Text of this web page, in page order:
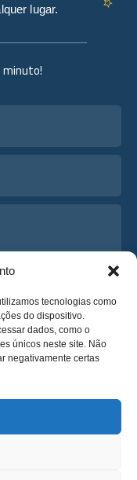
tecnologias como
do dispositivo.
dados, como o
únicos neste site. Não
negativamente certas
lugar.